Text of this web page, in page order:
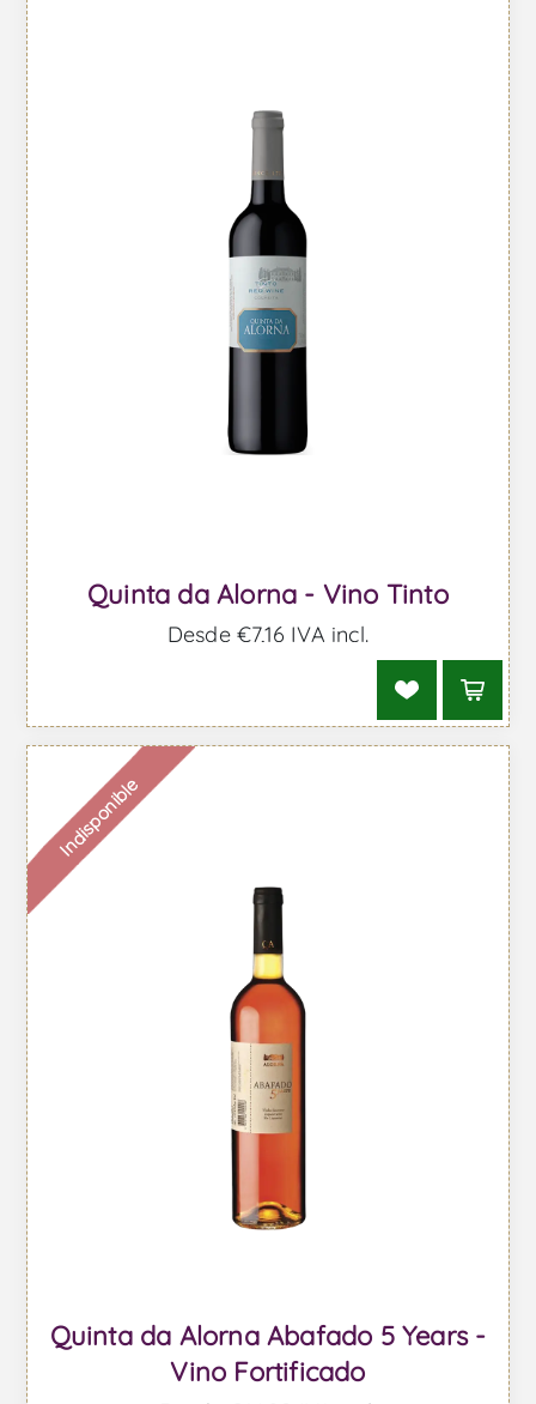
Quinta da Alorna - Vino Tinto
Desde €7,16 IVA incl.
Indisponible
Quinta da Alorna Abafado 5 Years -
Vino Fortificado